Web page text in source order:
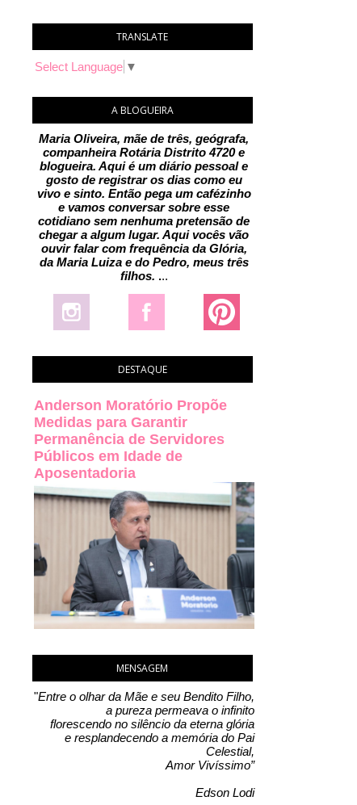
TRANSLATE
Select Language ▼
A BLOGUEIRA
Maria Oliveira, mãe de três, geógrafa,
companheira Rotária Distrito 4720 e
blogueira. Aqui é um diário pessoal e
gosto de registrar os dias como eu
vivo e sinto. Então pega um cafézinho
e vamos conversar sobre esse
cotidiano sem nenhuma pretensão de
chegar a algum lugar. Aqui vocês vão
ouvir falar com frequência da Glória,
da Maria Luiza e do Pedro, meus três
filhos. ...
DESTAQUE
Anderson Moratório Propõe
Medidas para Garantir
Permanência de Servidores
Públicos em Idade de
Aposentadoria
MENSAGEM
"Entre o olhar da Mãe e seu Bendito Filho,
a pureza permeava o infinito
florescendo no silêncio da eterna glória
e resplandecendo a memória do Pai
Celestial,
Amor Vivíssimo”
Edson Lodi